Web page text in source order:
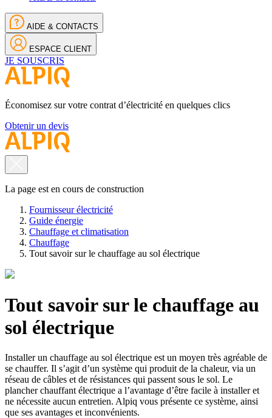
AIDE & CONTACTS
ESPACE CLIENT
JE SOUSCRIS
Économisez sur votre contrat d’électricité en quelques clics
Obtenir un devis
La page est en cours de construction
Fournisseur électricité
Guide énergie
Chauffage et climatisation
Chauffage
Tout savoir sur le chauffage au sol électrique
Tout savoir sur le chauffage au
sol électrique
Installer un chauffage au sol électrique est un moyen très agréable de
se chauffer. Il s’agit d’un système qui produit de la chaleur, via un
réseau de câbles et de résistances qui passent sous le sol. Le
plancher chauffant électrique a l’avantage d’être facile à installer et
ne nécessite aucun entretien. Alpiq vous présente ce système, ainsi
que ses avantages et inconvénients.